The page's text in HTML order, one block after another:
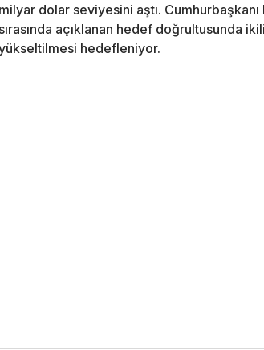
milyar dolar seviyesini aştı.
sırasında açıklanan hedef doğrultusunda
hedefleniyor.